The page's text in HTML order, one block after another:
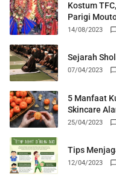
Kostum
Parigi
14/08/2023
Sejarah
07/04/2023
5 Manfaat
Skincare
25/04/2023
Tips
12/04/2023